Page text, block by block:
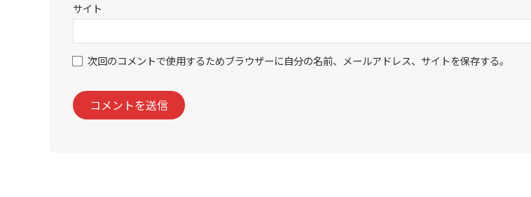
サイト
次回のコメントで使用するためブラウザーに自分の名前、メールアドレス、サイトを保存する。